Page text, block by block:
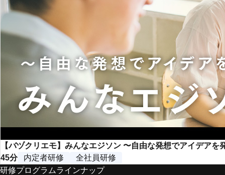
【バヅクリエモ】みんなエジソン 〜自由な発想でアイデアを
45分
内定者研修
全社員研修
研修プログラムラインナップ